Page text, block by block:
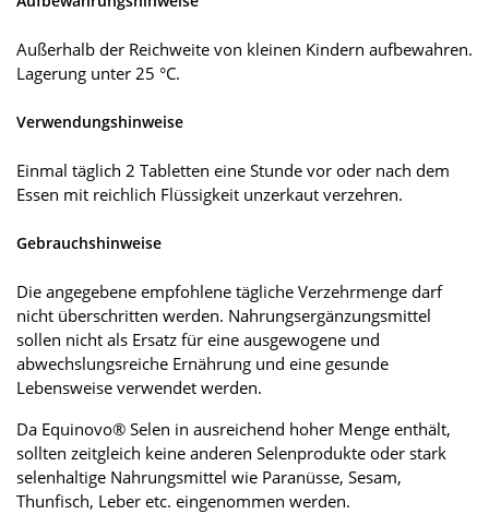
Außerhalb der Reichweite von kleinen Kindern aufbewahren.
Lagerung unter 25 °C.
Verwendungshinweise
Einmal täglich 2 Tabletten eine Stunde vor oder nach dem
Essen mit reichlich Flüssigkeit unzerkaut verzehren.
Gebrauchshinweise
Die angegebene empfohlene tägliche Verzehrmenge darf
nicht überschritten werden. Nahrungsergänzungsmittel
sollen nicht als Ersatz für eine ausgewogene und
abwechslungsreiche Ernährung und eine gesunde
Lebensweise verwendet werden.
Da Equinovo® Selen in ausreichend hoher Menge enthält,
sollten zeitgleich keine anderen Selenprodukte oder stark
selenhaltige Nahrungsmittel wie Paranüsse, Sesam,
Thunfisch, Leber etc. eingenommen werden.